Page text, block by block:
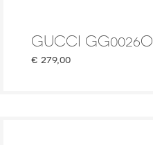
GUCCI GG0026O
€ 279,00